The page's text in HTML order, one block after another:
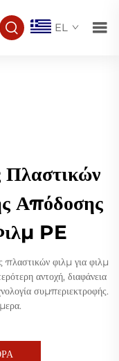
EL
Απόδοσης
PE
φιλμ για φιλμ
αντοχή, διαφάνεια
συμπεριεκτροφής.